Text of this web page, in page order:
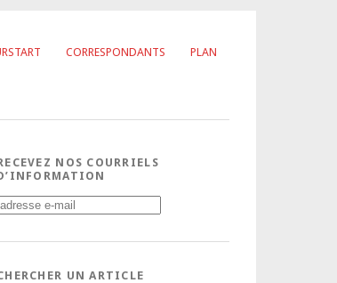
CORRESPONDANTS PLAN
NOS COURRIELS
UN ARTICLE